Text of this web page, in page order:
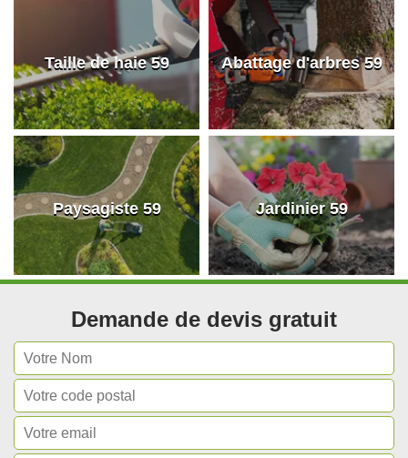
Taille de haie 59 Abattage d'arbres 59
Paysagiste 59 Jardinier 59
Demande de devis gratuit